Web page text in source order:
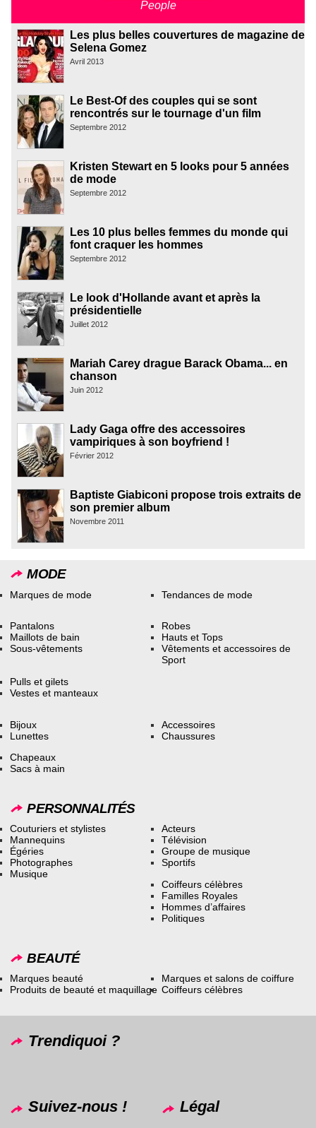
People
Les plus belles couvertures de magazine de
Selena Gomez
Avril 2013
Le Best-Of des couples qui se sont
rencontrés sur le tournage d'un film
Septembre 2012
Kristen Stewart en 5 looks pour 5 années
de mode
Septembre 2012
Les 10 plus belles femmes du monde qui
font craquer les hommes
Septembre 2012
Le look d'Hollande avant et après la
présidentielle
Juillet 2012
Mariah Carey drague Barack Obama... en
chanson
Juin 2012
Lady Gaga offre des accessoires
vampiriques à son boyfriend !
Février 2012
Baptiste Giabiconi propose trois extraits de
son premier album
Novembre 2011
MODE
Marques de mode Tendances de mode
Pantalons
Maillots de bain
Sous-vêtements
Robes
Hauts et Tops
Vêtements et accessoires de
Sport
Pulls et gilets
Vestes et manteaux
Bijoux
Lunettes
Accessoires
Chaussures
Chapeaux
Sacs à main
PERSONNALITÉS
Couturiers et stylistes
Mannequins
Égéries
Photographes
Musique
Acteurs
Télévision
Groupe de musique
Sportifs
Coiffeurs célèbres
Familles Royales
Hommes d’affaires
Politiques
BEAUTÉ
Marques beauté
Produits de beauté et maquillage
Marques et salons de coiffure
Coiffeurs célèbres
Trendiquoi ?
Suivez-nous ! Légal